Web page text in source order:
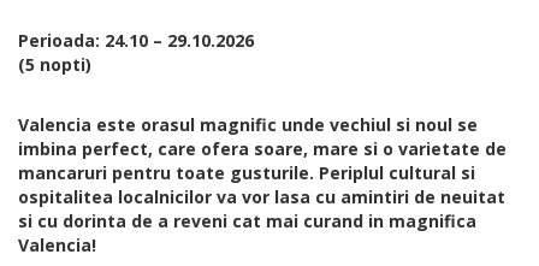
Perioada: 24.10 – 29.10.2026
(5 nopti)
Valencia este orasul magnific unde vechiul si noul se
imbina perfect, care ofera soare, mare si o varietate de
mancaruri pentru toate gusturile. Periplul cultural si
ospitalitea localnicilor va vor lasa cu amintiri de neuitat
si cu dorinta de a reveni cat mai curand in magnifica
Valencia!